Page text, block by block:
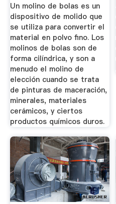
Un molino de bolas es un
dispositivo de molido que
se utiliza para convertir el
material en polvo fino. Los
molinos de bolas son de
forma cilíndrica, y son a
menudo el molino de
elección cuando se trata
de pinturas de maceración,
minerales, materiales
cerámicos, y ciertos
productos químicos duros.